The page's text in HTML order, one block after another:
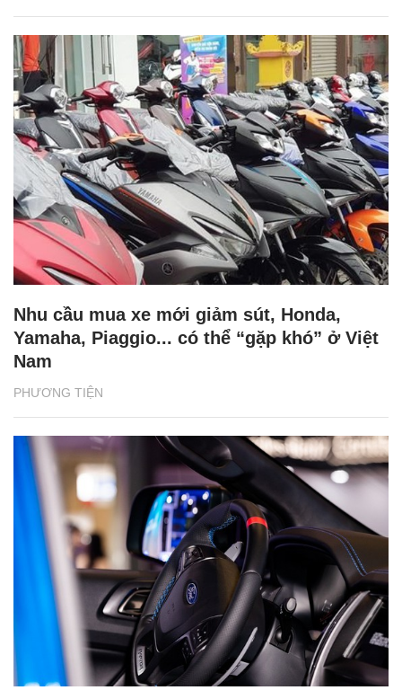
PHƯƠNG TIỆN
Nhu cầu mua xe mới giảm sút, Honda,
Yamaha, Piaggio... có thể “gặp khó” ở Việt
Nam